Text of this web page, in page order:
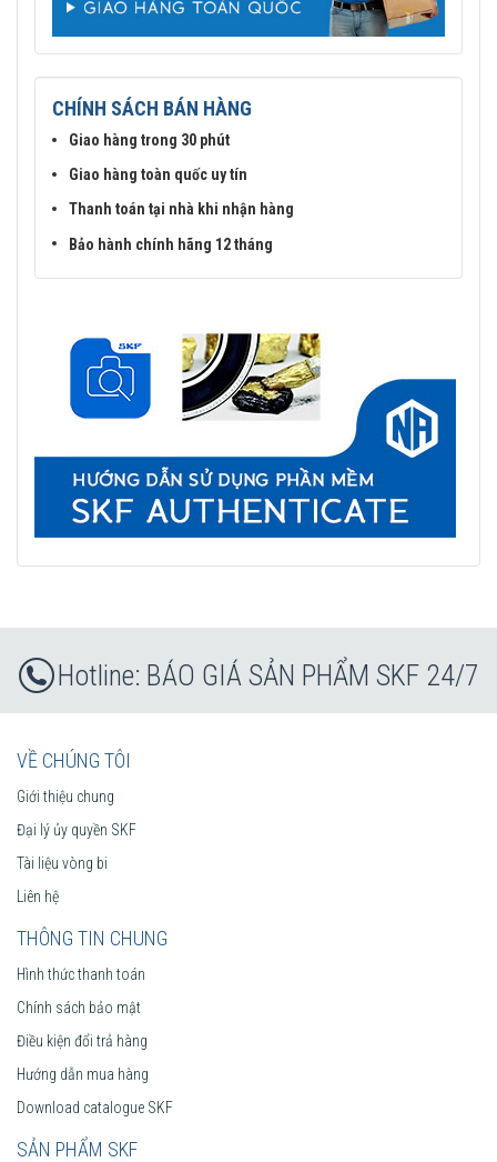
CHÍNH SÁCH BÁN HÀNG
Giao hàng trong 30 phút
Giao hàng toàn quốc uy tín
Thanh toán tại nhà khi nhận hàng
Bảo hành chính hãng 12 tháng
BÁO GIÁ SẢN PHẨM SKF 24/7
VỀ CHÚNG TÔI
Giới thiệu chung
Đại lý ủy quyền SKF
Tài liệu vòng bi
Liên hệ
THÔNG TIN CHUNG
Hình thức thanh toán
Chính sách bảo mật
Điều kiện đổi trả hàng
Hướng dẫn mua hàng
Download catalogue SKF
SẢN PHẨM SKF